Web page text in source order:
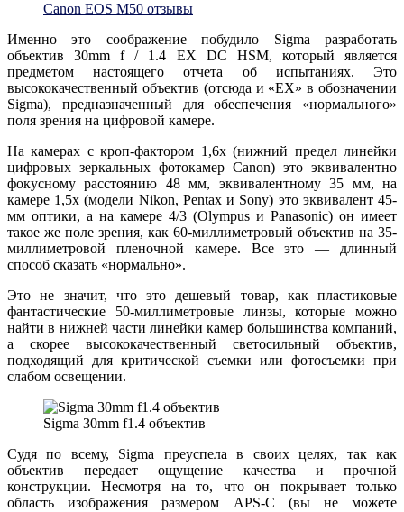
Canon EOS M50 отзывы
Именно это соображение побудило Sigma разработать
объектив 30mm f / 1.4 EX DC HSM, который является
предметом настоящего отчета об испытаниях. Это
высококачественный объектив (отсюда и «EX» в обозначении
Sigma), предназначенный для обеспечения «нормального»
поля зрения на цифровой камере.
На камерах с кроп-фактором 1,6x (нижний предел линейки
цифровых зеркальных фотокамер Canon) это эквивалентно
фокусному расстоянию 48 мм, эквивалентному 35 мм, на
камере 1,5x (модели Nikon, Pentax и Sony) это эквивалент 45-
мм оптики, а на камере 4/3 (Olympus и Panasonic) он имеет
такое же поле зрения, как 60-миллиметровый объектив на 35-
миллиметровой пленочной камере. Все это — длинный
способ сказать «нормально».
Это не значит, что это дешевый товар, как пластиковые
фантастические 50-миллиметровые линзы, которые можно
найти в нижней части линейки камер большинства компаний,
а скорее высококачественный светосильный объектив,
подходящий для критической съемки или фотосъемки при
слабом освещении.
Sigma 30mm f1.4 объектив
Судя по всему, Sigma преуспела в своих целях, так как
объектив передает ощущение качества и прочной
конструкции. Несмотря на то, что он покрывает только
область изображения размером APS-C (вы не можете